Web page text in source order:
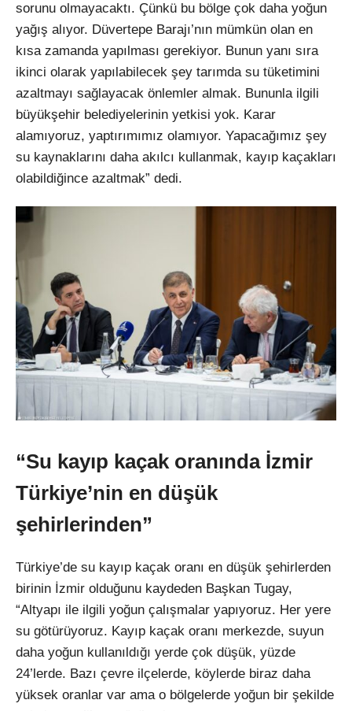
sorunu olmayacaktı. Çünkü bu bölge çok daha yoğun
yağış alıyor. Düvertepe Barajı’nın mümkün olan en
kısa zamanda yapılması gerekiyor. Bunun yanı sıra
ikinci olarak yapılabilecek şey tarımda su tüketimini
azaltmayı sağlayacak önlemler almak. Bununla ilgili
büyükşehir belediyelerinin yetkisi yok. Karar
alamıyoruz, yaptırımımız olamıyor. Yapacağımız şey
su kaynaklarını daha akılcı kullanmak, kayıp kaçakları
olabildiğince azaltmak” dedi.
“Su kayıp kaçak oranında İzmir
Türkiye’nin en düşük
şehirlerinden”
Türkiye’de su kayıp kaçak oranı en düşük şehirlerden
birinin İzmir olduğunu kaydeden Başkan Tugay,
“Altyapı ile ilgili yoğun çalışmalar yapıyoruz. Her yere
su götürüyoruz. Kayıp kaçak oranı merkezde, suyun
daha yoğun kullanıldığı yerde çok düşük, yüzde
24’lerde. Bazı çevre ilçelerde, köylerde biraz daha
yüksek oranlar var ama o bölgelerde yoğun bir şekilde